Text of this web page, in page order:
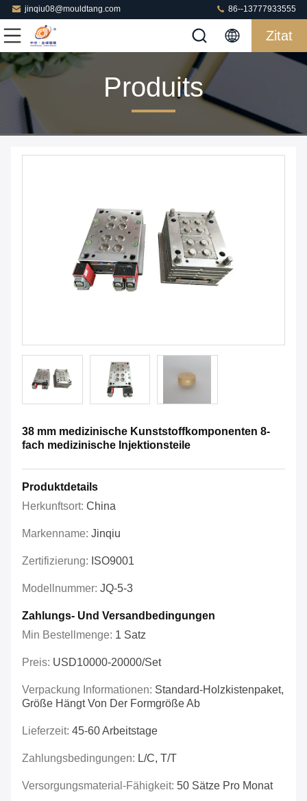
jinqiu08@mouldtang.com 86--13777933555
Zitat
Produits
38 mm medizinische Kunststoffkomponenten 8-
fach medizinische Injektionsteile
Produktdetails
Herkunftsort: China
Markenname: Jinqiu
Zertifizierung: ISO9001
Modellnummer: JQ-5-3
Zahlungs- Und Versandbedingungen
Min Bestellmenge: 1 Satz
Preis: USD10000-20000/set
Verpackung Informationen: Standard-Holzkistenpaket,
Größe Hängt Von Der Formgröße Ab
Lieferzeit: 45-60 Arbeitstage
Zahlungsbedingungen: L/C, T/T
Versorgungsmaterial-Fähigkeit: 50 Sätze Pro Monat